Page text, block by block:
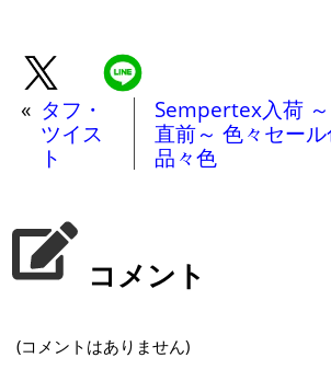
« タフ・
ツイス
ト
Sempertex入荷
直前～ 色々セー
品々色
コメント
(コメントはありません)